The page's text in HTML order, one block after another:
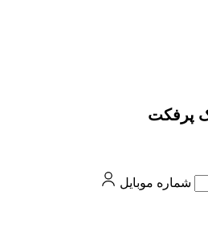
پرفکت
شماره موبایل